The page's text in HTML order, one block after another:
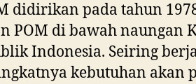
didirikan pada tahun
POM di bawah naungan
Indonesia. Seiring
kebutuhan akan